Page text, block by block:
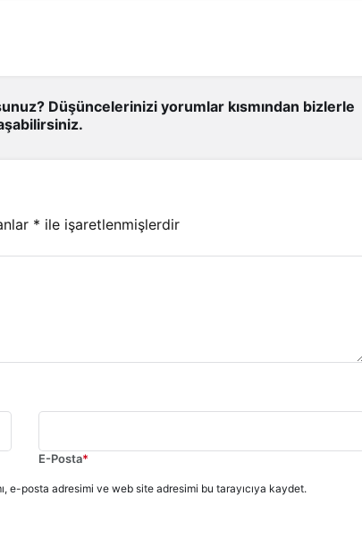
Düşüncelerinizi yorumlar kısmından bizlerle
* ile işaretlenmişlerdir
E-Posta*
e-posta adresimi ve web site adresimi bu tarayıcıya kaydet.